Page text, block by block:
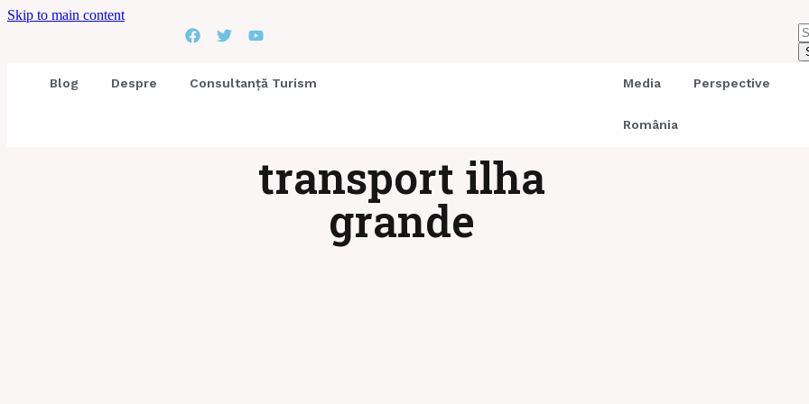
Skip to main content
Blog Despre Consultanță Turism Media Perspective
România
transport ilha
grande